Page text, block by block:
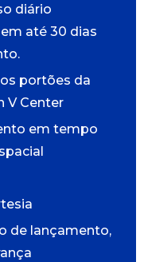
diário
até 30 dias
portões da
V Center
em tempo
de lançamento,